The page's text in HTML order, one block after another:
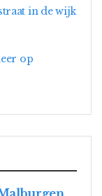
in de wijk
op